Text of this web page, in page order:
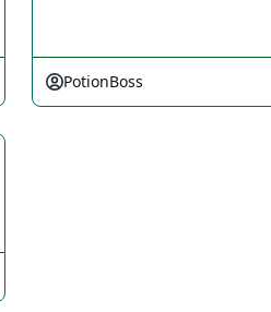
PotionBoss